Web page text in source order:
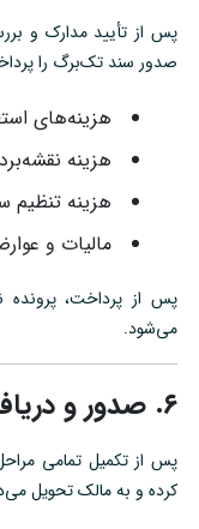
پس از تأیید مدارک و
صدور سند تک‌برگ را
هزینه‌های
هزینه
هزینه تنظیم
مالیات و
پس از پرداخت،
می‌شود.
۶. صدور و دریافت سند تک‌برگ
پس از تکمیل تمامی
کرده و به مالک تحویل